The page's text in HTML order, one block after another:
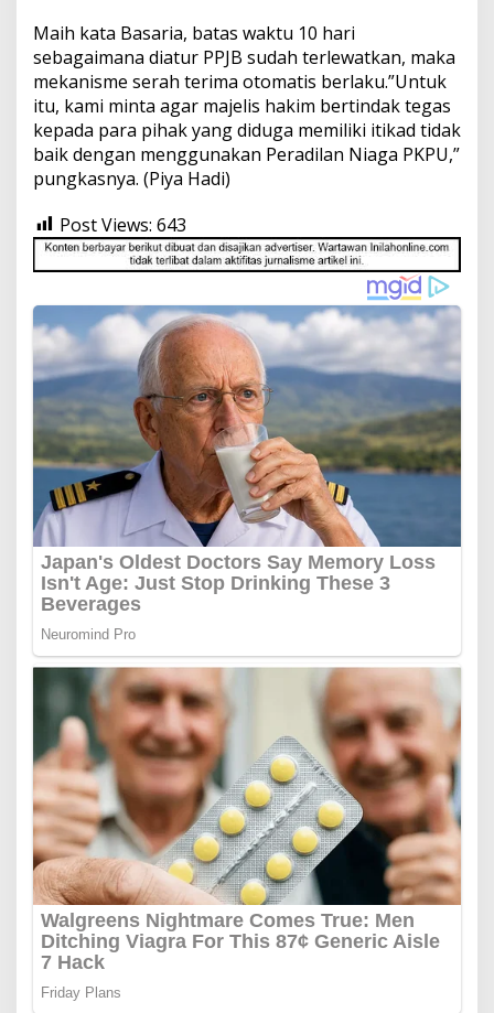
Maih kata Basaria, batas waktu 10 hari
sebagaimana diatur PPJB sudah terlewatkan, maka
mekanisme serah terima otomatis berlaku.”Untuk
itu, kami minta agar majelis hakim bertindak tegas
kepada para pihak yang diduga memiliki itikad tidak
baik dengan menggunakan Peradilan Niaga PKPU,”
pungkasnya. (Piya Hadi)
Post Views: 643